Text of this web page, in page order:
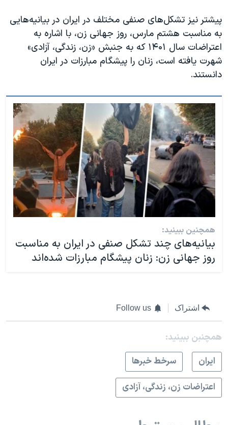
پیشتر نیز تشکل‌های صنفی مختلف در ایران در بیانیه‌هایی
به مناسبت هشتم مارس، روز جهانی زن، با اشاره به
اعتراضات سال ۱۴۰۱ که به جنبش «زن، زندگی، آزادی»
شهرت یافته است، زنان را پیشگام مبارزات در ایران
دانستند.
همچنین ببینید:
بیانیه‌های چند تشکل‌ صنفی در ایران به مناسبت
روز جهانی زن: زنان پیشگام مبارزات شده‌اند
اشتراک Follow us
همچنبن ببینید:
ايران
سرخط خبرها
اعتراضات زن، زندگی، آزادی